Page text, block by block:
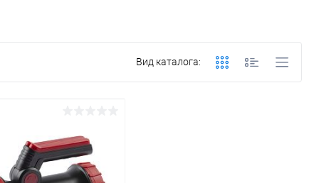
Вид каталога: